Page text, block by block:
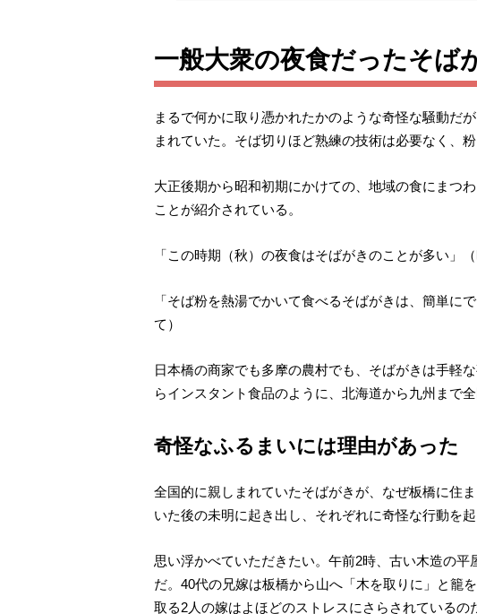
一般大衆の夜食だったそば
まるで何かに取り憑かれたかのような奇怪な騒動だ
まれていた。そば切りほど熟練の技術は必要なく、
大正後期から昭和初期にかけての、地域の食にまつ
ことが紹介されている。
「この時期（秋）の夜食はそばがきのことが多い」
「そば粉を熱湯でかいて食べるそばがきは、簡単に
て）
日本橋の商家でも多摩の農村でも、そばがきは手軽
らインスタント食品のように、北海道から九州まで
奇怪なふるまいには理由があった
全国的に親しまれていたそばがきが、なぜ板橋に住
いた後の未明に起き出し、それぞれに奇怪な行動を
思い浮かべていただきたい。 午前2時、古い木造の平
だ。40代の兄嫁は板橋から山へ「木を取りに」と籠
取る2人の嫁はよほどのストレスにさらされている